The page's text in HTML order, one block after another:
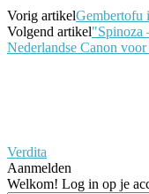
Vorig artikelGembertofu
Volgend artikel"Spinoza
Nederlandse Canon
Verdita
Aanmelden
Welkom! Log in op je